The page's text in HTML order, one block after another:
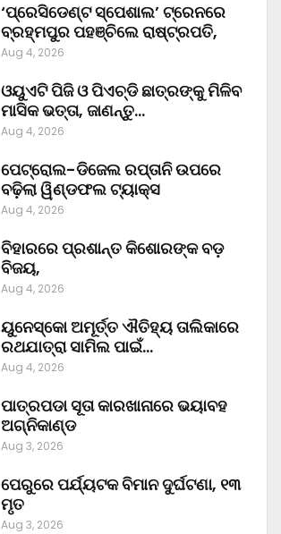
‘ପ୍ରେସିଡେଣ୍ଟ ସ୍ପେଶାଲ’ ଟ୍ରେନରେ
ବ୍ରହ୍ମପୁର ପହଞ୍ଚିଲେ ରାଷ୍ଟ୍ରପତି,
Aug 4, 2026
ଓୟୁଏଟି ପିଜି ଓ ପିଏଚ୍‌ଡି ଛାତ୍ରଙ୍କୁ ମିଳିବ
ମାସିକ ଭତ୍ତା, ଜାଣନ୍ତୁ…
Aug 4, 2026
ପେଟ୍ରୋଲ-ଡିଜେଲ ରପ୍ତାନି ଉପରେ
ବଢ଼ିଲା ୱିଣ୍ଡଫଲ ଟ୍ୟାକ୍ସ
Aug 4, 2026
ବିହାରରେ ପ୍ରଶାନ୍ତ କିଶୋରଙ୍କ ବଡ଼
ବିଜୟ,
Aug 4, 2026
ୟୁନେସ୍କୋ ଅମୂର୍ତ୍ତ ଐତିହ୍ୟ ତାଲିକାରେ
ରଥଯାତ୍ରା ସାମିଲ ପାଇଁ…
Aug 4, 2026
ପାତ୍ରପଡା ସୂତା କାରଖାନାରେ ଭୟାବହ
ଅଗ୍ନିକାଣ୍ଡ
Aug 3, 2026
ପେରୁରେ ପର୍ଯ୍ୟଟକ ବିମାନ ଦୁର୍ଘଟଣା, ୧୩
ମୃତ
Aug 3, 2026